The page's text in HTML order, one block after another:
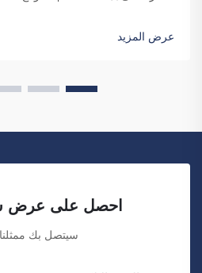
الحقائب بكميات كبيرة وتوفّرها لغرض
التجارية. كما تعلمون، عندما...
عرض المزيد
احصل على عرض
سيتصل بك ممثلنا